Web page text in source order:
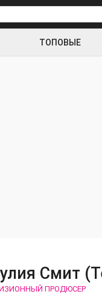
ТОПОВЫЕ
Смит
ПРОДЮСЕР